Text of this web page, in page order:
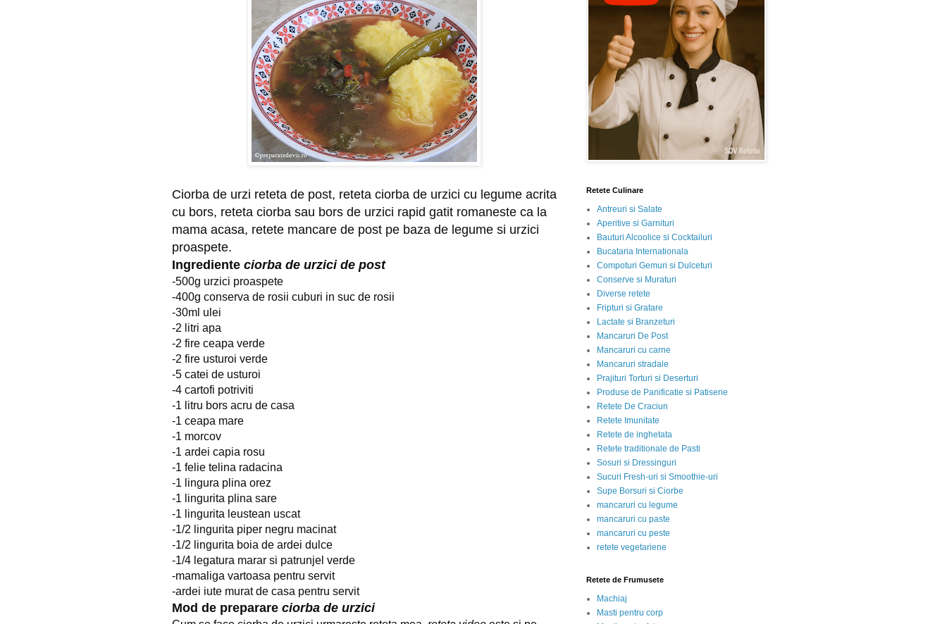
Ciorba de urzi reteta de post, reteta ciorba de urzici cu legume acrita
cu bors, reteta ciorba sau bors de urzici rapid gatit romaneste ca la
mama acasa, retete mancare de post pe baza de legume si urzici
proaspete.
Ingrediente ciorba de urzici de post
-500g urzici proaspete
-400g conserva de rosii cuburi in suc de rosii
-30ml ulei
-2 litri apa
-2 fire ceapa verde
-2 fire usturoi verde
-5 catei de usturoi
-4 cartofi potriviti
-1 litru bors acru de casa
-1 ceapa mare
-1 morcov
-1 ardei capia rosu
-1 felie telina radacina
-1 lingura plina orez
-1 lingurita plina sare
-1 lingurita leustean uscat
-1/2 lingurita piper negru macinat
-1/2 lingurita boia de ardei dulce
-1/4 legatura marar si patrunjel verde
-mamaliga vartoasa pentru servit
-ardei iute murat de casa pentru servit
Mod de preparare ciorba de urzici
Retete Culinare
Antreuri si Salate
Aperitive si Garnituri
Bauturi Alcoolice si Cocktailuri
Bucataria Internationala
Compoturi Gemuri si Dulceturi
Conserve si Muraturi
Diverse retete
Fripturi si Gratare
Lactate si Branzeturi
Mancaruri De Post
Mancaruri cu carne
Mancaruri stradale
Prajituri Torturi si Deserturi
Produse de Panificatie si Patiserie
Retete De Craciun
Retete Imunitate
Retete de inghetata
Retete traditionale de Pasti
Sosuri si Dressinguri
Sucuri Fresh-uri si Smoothie-uri
Supe Borsuri si Ciorbe
mancaruri cu legume
mancaruri cu paste
mancaruri cu peste
retete vegetariene
Retete de Frumusete
Machiaj
Masti pentru corp